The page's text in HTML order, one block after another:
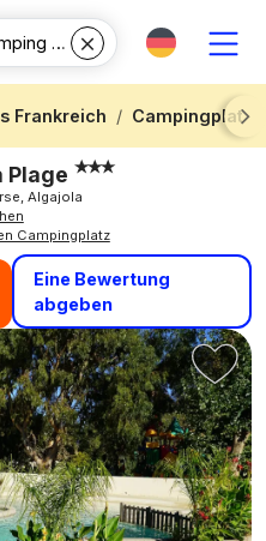
Frankreich
Campingplatz
Next
Plage
Algajola
Campingplatz
Eine Bewertung
abgeben